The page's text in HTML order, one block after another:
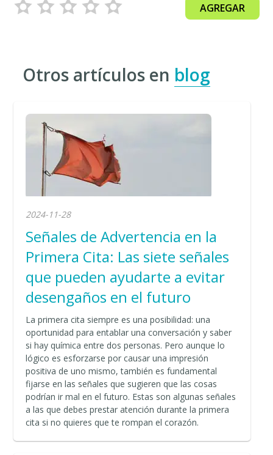
AGREGAR
Otros artículos en blog
2024-11-28
Señales de Advertencia en la
Primera Cita: Las siete señales
que pueden ayudarte a evitar
desengaños en el futuro
La primera cita siempre es una posibilidad: una
oportunidad para entablar una conversación y saber
si hay química entre dos personas. Pero aunque lo
lógico es esforzarse por causar una impresión
positiva de uno mismo, también es fundamental
fijarse en las señales que sugieren que las cosas
podrían ir mal en el futuro. Estas son algunas señales
a las que debes prestar atención durante la primera
cita si no quieres que te rompan el corazón.